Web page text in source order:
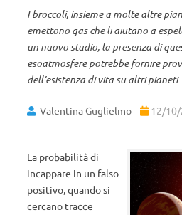
I broccoli, insieme a molte altre
emettono gas che li aiutano a
un nuovo studio, la presenza di
esoatmosfere potrebbe fornire
dell’esistenza di vita su altri pianeti
Valentina Guglielmo 12/
La probabilità di
incappare in un falso
positivo, quando si
cercano tracce